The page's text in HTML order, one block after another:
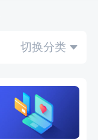
切换分类